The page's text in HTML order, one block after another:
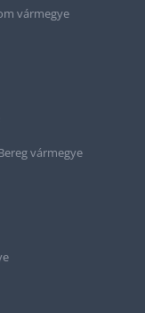
vármegye
vármegye